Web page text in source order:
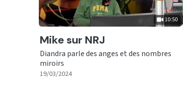
10:50
Ecouter
Mike sur NRJ
Diandra parle des anges et des nombres
miroirs
19/03/2024